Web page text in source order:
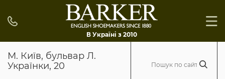
В Україні з 2010
М. Київ, бульвар Л.
Українки, 20